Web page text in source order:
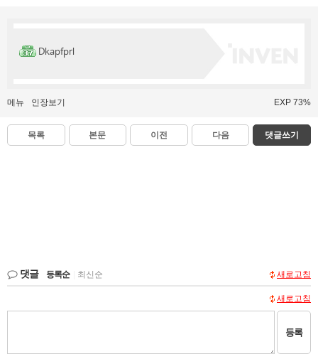
Dkapfprl
메뉴 인장보기 EXP 73%
목록 본문 이전 다음 댓글쓰기
댓글 등록순 최신순 새로고침
새로고침
등록